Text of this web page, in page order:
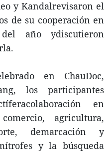
y Kandalrevisaron el
de su cooperación en
año ydiscutieron
en ChauDoc,
los participantes
en
agricultura,
demarcación y
y la búsqueda